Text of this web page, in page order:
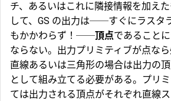
チ、あるいはこれに隣接情報を加え
して、GS の出力は──すぐにラスタ
もかかわらず！──頂点であること
ならない。出力プリミティブが点なら
直線あるいは三角形の場合は出力の
として組み立てる必要がある。プリ
ては出力される頂点がそれぞれ直線